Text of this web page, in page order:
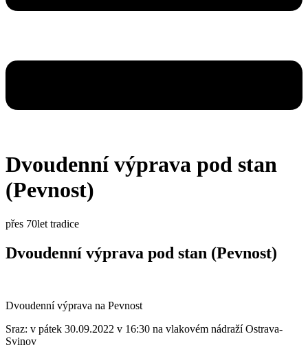
Dvoudenní výprava pod stan
(Pevnost)
přes 70let tradice
Dvoudenní výprava pod stan (Pevnost)
Dvoudenní výprava na Pevnost
Sraz: v pátek 30.09.2022 v 16:30 na vlakovém nádraží Ostrava-
Svinov